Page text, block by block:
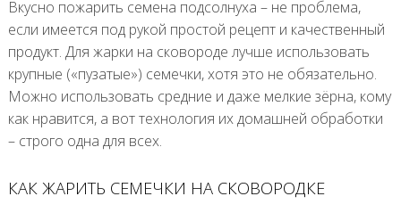
Вкусно пожарить семена подсолнуха – не проблема,
если имеется под рукой простой рецепт и качественный
продукт. Для жарки на сковороде лучше использовать
крупные («пузатые») семечки, хотя это не обязательно.
Можно использовать средние и даже мелкие зёрна, кому
как нравится, а вот технология их домашней обработки
– строго одна для всех.
КАК ЖАРИТЬ СЕМЕЧКИ НА СКОВОРОДКЕ